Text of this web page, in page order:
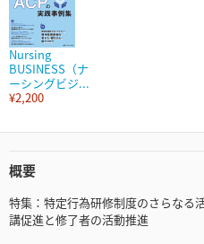
Nursing
BUSINESS（ナ
ーシングビジ...
¥2,200
概要
特集：特定行為研修制度のさらなる
講促進と修了者の活動推進